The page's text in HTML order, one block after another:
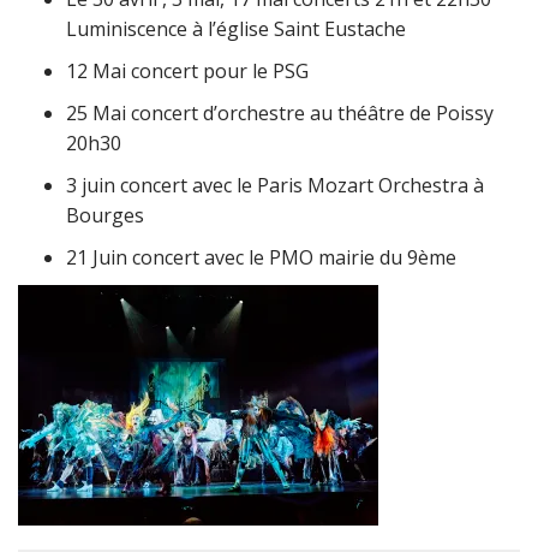
Luminiscence à l’église Saint Eustache
12 Mai concert pour le PSG
25 Mai concert d’orchestre au théâtre de Poissy
20h30
3 juin concert avec le Paris Mozart Orchestra à
Bourges
21 Juin concert avec le PMO mairie du 9ème